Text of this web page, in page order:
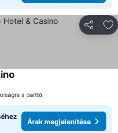
a parttól
Árak megjelenítése